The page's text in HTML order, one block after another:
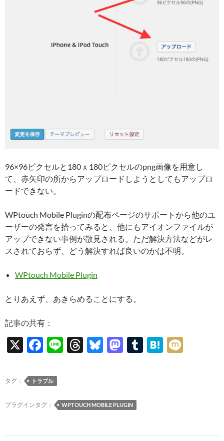
96×96ピクセルと180ｘ180ピクセルのpng画像を用意し
て、赤矢印の所からアップロードしようとしてもアップロ
ードできない。
WPtouch Mobile Pluginの配布ページのサポートから他のユ
ーザーの発言を拾ってみると、他にもアイオンファイルが
アップできない事例が散見される。ただ解決方法などがレ
スされておらず、どう解決すれば良いのかは不明。
WPtouch Mobile Plugin
とりあえず、あきらめることにする。
記事の共有：
X
F
e
b
o
Li
T
ds
Bl
y
M
o
T
H
タグ： トラブル
プラグインタグ： WPTOUCH MOBILE PLUGIN